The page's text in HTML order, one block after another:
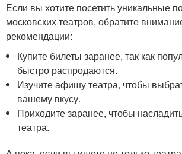
Если вы хотите посетить уникальные
московских театров, обратите
рекомендации:
Купите билеты заранее, так как
быстро распродаются.
Изучите афишу театра, чтобы
вашему вкусу.
Приходите заранее, чтобы
театра.